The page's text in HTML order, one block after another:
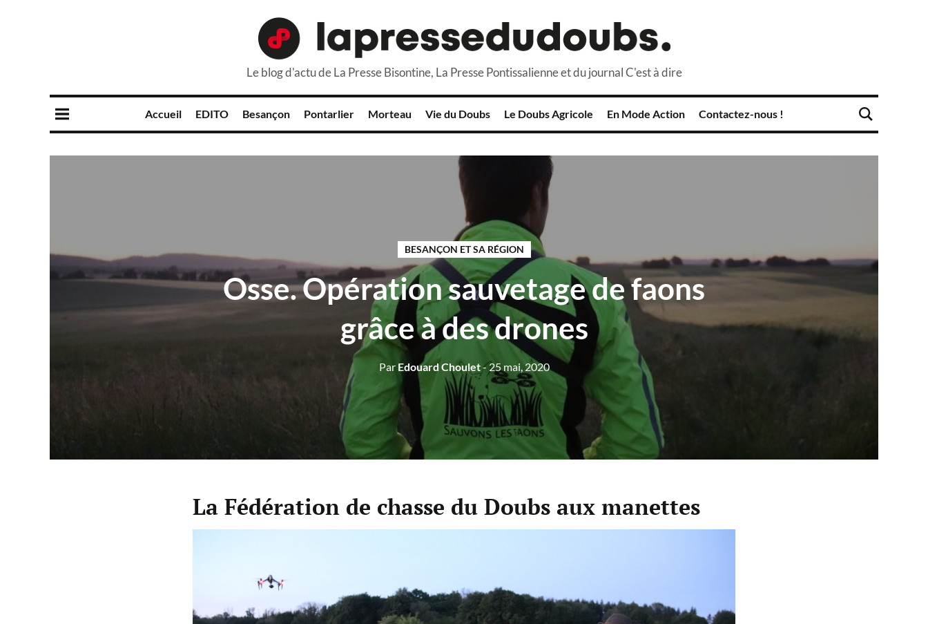
Le blog d'actu de La Presse Bisontine, La Presse Pontissalienne et du journal C'est à dire
Accueil EDITO Besançon Pontarlier Morteau Vie du Doubs Le Doubs Agricole En Mode Action Contactez-nous !
BESANÇON ET SA RÉGION
Osse. Opération sauvetage de faons
grâce à des drones
ParEdouard Choulet- 25 mai, 2020
La Fédération de chasse du Doubs aux manettes